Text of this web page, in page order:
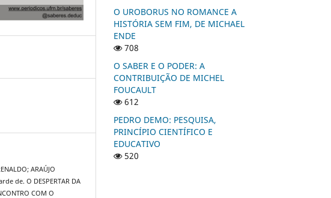
ARAÚJO
de. O DESPERTAR DA
COM O
O UROBORUS NO ROMANCE A
HISTÓRIA SEM FIM, DE MICHAEL
ENDE
708
O SABER E O PODER: A
CONTRIBUIÇÃO DE MICHEL
FOUCAULT
612
PEDRO DEMO: PESQUISA,
PRINCÍPIO CIENTÍFICO E
EDUCATIVO
520